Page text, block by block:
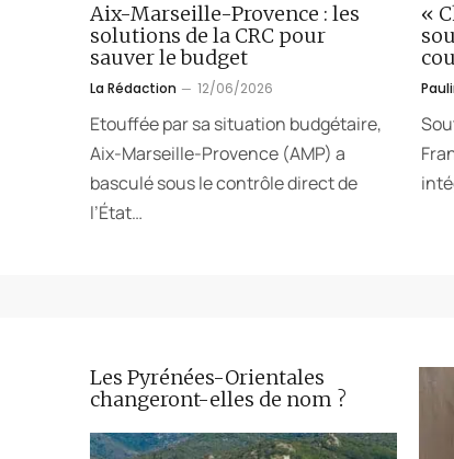
Aix-Marseille-Provence : les
solutions de la CRC pour
sauver le budget
La Rédaction 12/06/2026
Etouffée par sa situation budgétaire,
Aix-Marseille-Provence (AMP) a
basculé sous le contrôle direct de
l’État…
«
Les Pyrénées-Orientales
changeront-elles de nom ?